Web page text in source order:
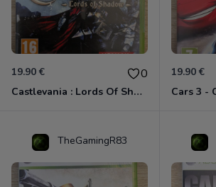
19.90 € 0
Castlevania : Lords Of Shadow Xbox 360
19.90 €
TheGamingR83